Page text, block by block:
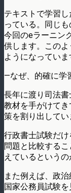
テキストで学習
っている。同じも
今回のeラーニン
供します。この
ようになっていま
—なぜ、的確に学
長年に渡り司法
教材を手がけて
策を割り出してい
行政書士試験だ
問題と比較する
えているというの
また例えば、政
国家公務員試験